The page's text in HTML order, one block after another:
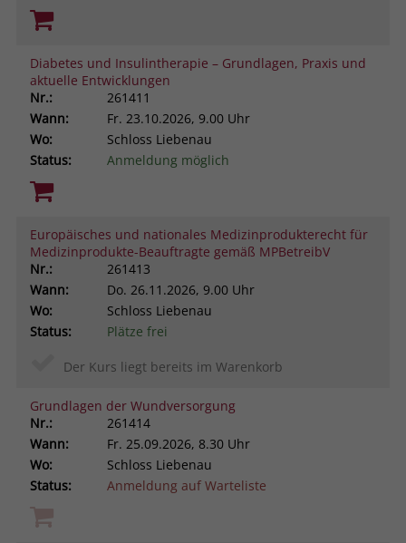
Diabetes und Insulintherapie – Grundlagen, Praxis und
aktuelle Entwicklungen
Nr.:
261411
Wann:
Fr. 23.10.2026, 9.00 Uhr
Wo:
Schloss Liebenau
Status:
Anmeldung möglich
Europäisches und nationales Medizinprodukterecht für
Medizinprodukte-Beauftragte gemäß MPBetreibV
Nr.:
261413
Wann:
Do. 26.11.2026, 9.00 Uhr
Wo:
Schloss Liebenau
Status:
Plätze frei
Der Kurs liegt bereits im Warenkorb
Grundlagen der Wundversorgung
Nr.:
261414
Wann:
Fr. 25.09.2026, 8.30 Uhr
Wo:
Schloss Liebenau
Status:
Anmeldung auf Warteliste